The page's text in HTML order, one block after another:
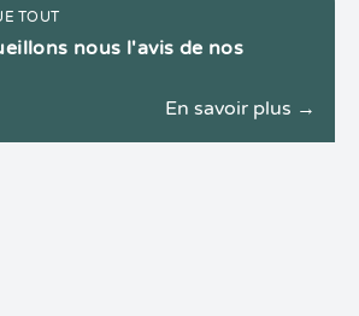
TOUT
nous l'avis de nos
En savoir plus →